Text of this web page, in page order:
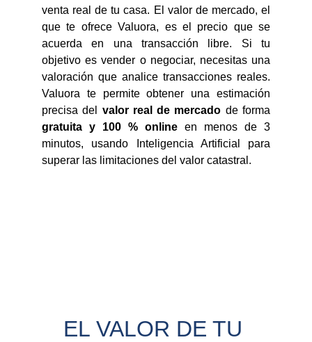
venta real de tu casa. El valor de mercado, el
que te ofrece Valuora, es el precio que se
acuerda en una transacción libre. Si tu
objetivo es vender o negociar, necesitas una
valoración que analice transacciones reales.
Valuora te permite obtener una estimación
precisa del valor real de mercado de forma
gratuita y 100 % online en menos de 3
minutos, usando Inteligencia Artificial para
superar las limitaciones del valor catastral.
EL VALOR DE TU